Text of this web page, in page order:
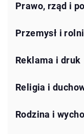
Prawo, rząd i
Przemysł i
Reklama i druk
Religia i
Rodzina i